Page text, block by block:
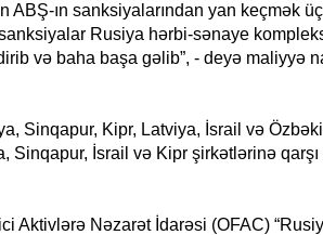
ABŞ-ın sanksiyalarından yan keçmək
Rusiya hərbi-sənaye
və baha başa gəlib”, - deyə maliyyə
Sinqapur, Kipr, Latviya, İsrail və
Sinqapur, İsrail və Kipr şirkətlərinə
Aktivlərə Nəzarət İdarəsi (OFAC)